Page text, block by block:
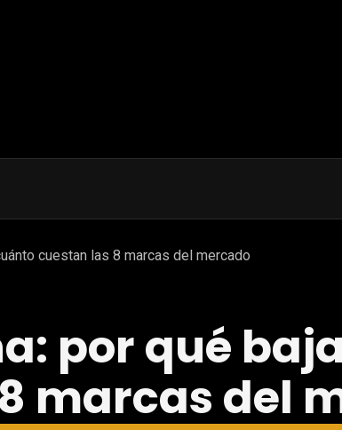
cuestan las 8 marcas del mercado
por qué
marcas del